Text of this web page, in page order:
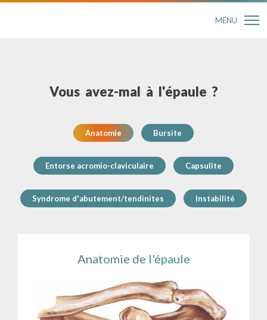
MENU
Vous avez-mal à l'épaule ?
Anatomie Bursite
Entorse acromio-claviculaire Capsulite
Syndrome d'abutement/tendinites Instabilité
Anatomie de l'épaule